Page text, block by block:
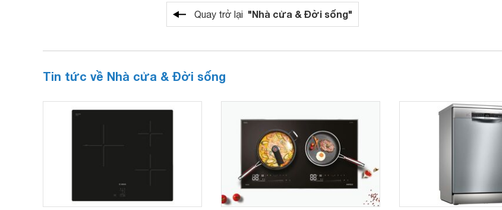
Quay trở lại "Nhà cửa & Đời sống"
Tin tức về Nhà cửa & Đời sống